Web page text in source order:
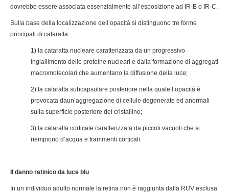
dovrebbe essere associata essenzialmente all’esposizione ad IR-B o IR-C.
Sulla base della localizzazione dell’opacità si distinguono tre forme
principali di cataratta:
1) la cataratta nucleare caratterizzata da un progressivo
ingiallimento delle proteine nucleari e dalla formazione di aggregati
macromolecolari che aumentano la diffusione della luce;
2) la cataratta subcapsulare posteriore nella quale l’opacità è
provocata daun’aggregazione di cellule degenerate ed anormali
sulla superficie posteriore del cristallino;
3) la cataratta corticale caratterizzata da piccoli vacuoli che si
riempiono d’acqua e frammenti corticali.
Il danno retinico da luce blu
In un individuo adulto normale la retina non è raggiunta dalla RUV esclusa